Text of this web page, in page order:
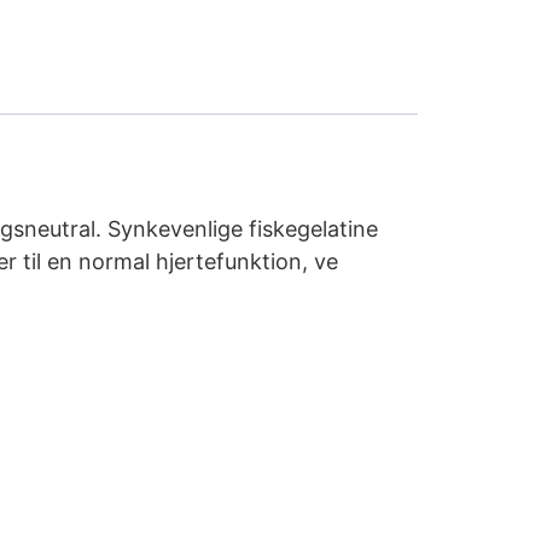
Synkevenlige fiskegelatine
til en normal hjertefunktion, ve